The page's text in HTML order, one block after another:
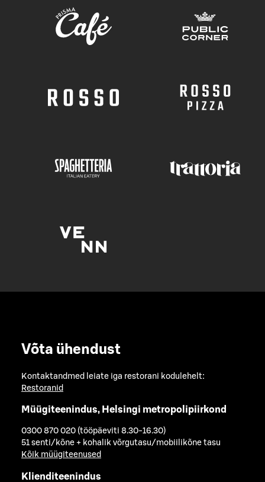
Võta ühendust
Kontaktandmed leiate iga restorani kodulehelt:
Restoranid
Müügiteenindus, Helsingi metropolipiirkond
0300 870 020 (tööpäeviti 8.30-16.30)
51 senti/kõne + kohalik võrgutasu/mobiilikõne tasu
Kõik müügiteenused
Klienditeenindus